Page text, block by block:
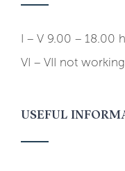
I – V 9.00 – 18.00
VI – VII not working
USEFUL